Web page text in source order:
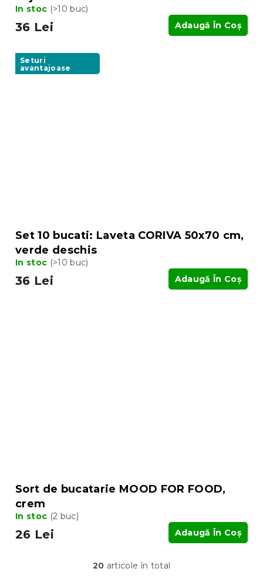
In stoc (>10 buc)
36 Lei Adaugă În Coş
Seturi
avantajoase
Set 10 bucati: Laveta CORIVA 50x70 cm,
verde deschis
In stoc (>10 buc)
36 Lei Adaugă În Coş
Sort de bucatarie MOOD FOR FOOD,
crem
In stoc (2 buc)
26 Lei Adaugă În Coş
C
20 articole în total